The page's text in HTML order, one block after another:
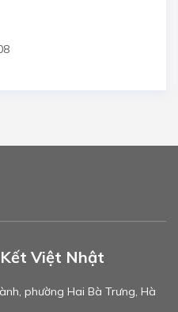
Việt Nhật
phường Hai Bà Trưng, Hà